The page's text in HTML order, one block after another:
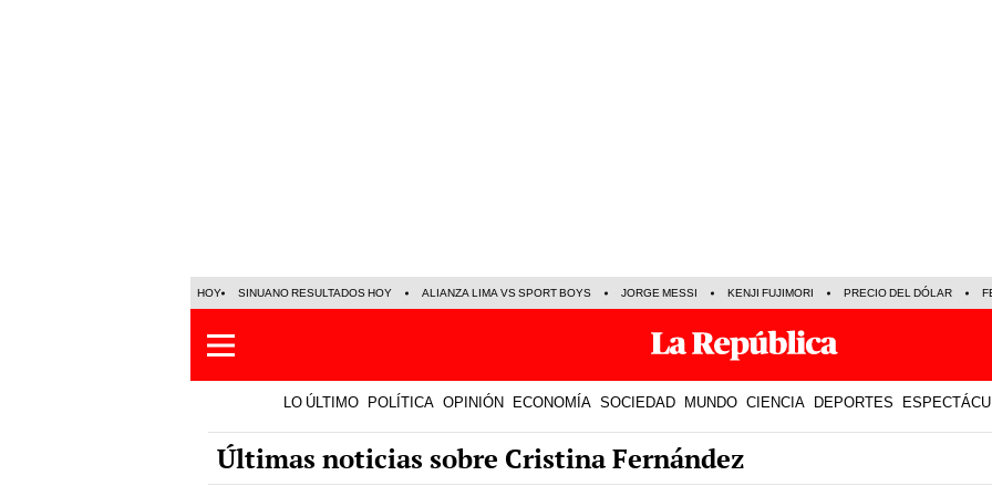
HOY SINUANO RESULTADOS HOY ALIANZA LIMA VS SPORT BOYS JORGE MESSI KENJI FUJIMORI PRECIO DEL DÓLAR
LO ÚLTIMO POLÍTICA OPINIÓN ECONOMÍA SOCIEDAD MUNDO CIENCIA DEPORTES
Últimas noticias sobre Cristina Fernández